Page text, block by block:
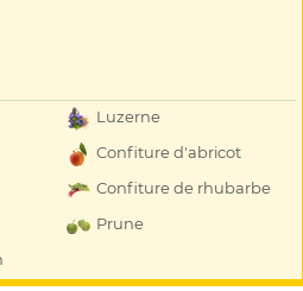
Luzerne
Confiture d'abricot
Confiture de rhubarbe
Prune